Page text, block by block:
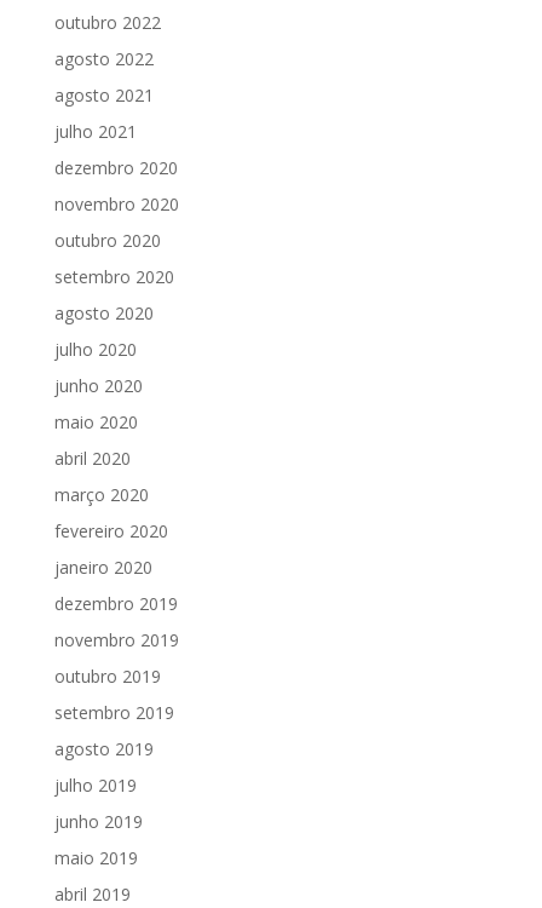
outubro 2022
agosto 2022
agosto 2021
julho 2021
dezembro 2020
novembro 2020
outubro 2020
setembro 2020
agosto 2020
julho 2020
junho 2020
maio 2020
abril 2020
março 2020
fevereiro 2020
janeiro 2020
dezembro 2019
novembro 2019
outubro 2019
setembro 2019
agosto 2019
julho 2019
junho 2019
maio 2019
abril 2019